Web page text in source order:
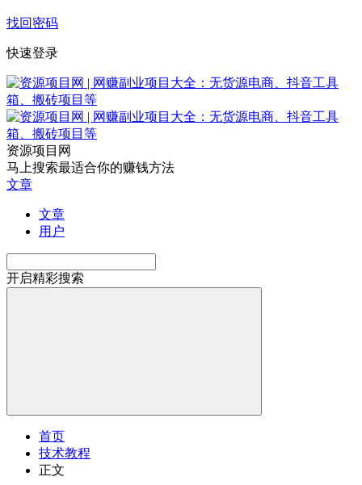
找回密码
快速登录
资源项目网
马上搜索最适合你的赚钱方法
文章
文章
用户
开启精彩搜索
首页
技术教程
正文